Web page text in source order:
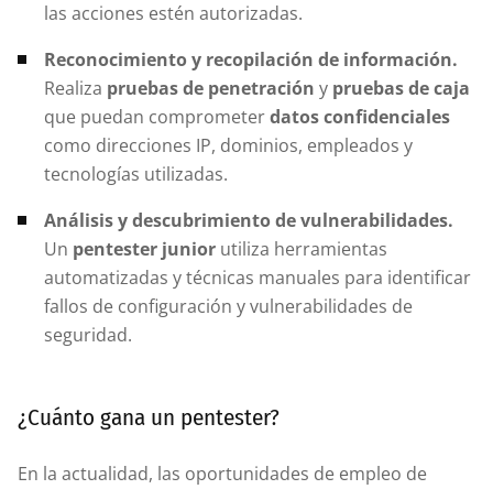
las acciones estén autorizadas.
Reconocimiento y recopilación de información.
Realiza pruebas de penetración y pruebas de caja
que puedan comprometerdatos confidenciales
como direcciones IP, dominios, empleados y
tecnologías utilizadas.
Análisis y descubrimiento de vulnerabilidades.
Un pentester junior utiliza herramientas
automatizadas y técnicas manuales para identificar
fallos de configuración y vulnerabilidades de
seguridad.
¿Cuánto gana un pentester?
En la actualidad, las oportunidades de empleo de